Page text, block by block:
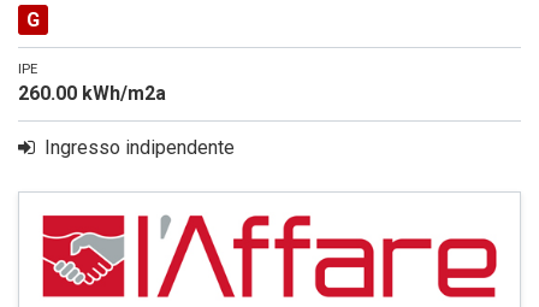
G
IPE
260.00 kWh/m2a
Ingresso indipendente